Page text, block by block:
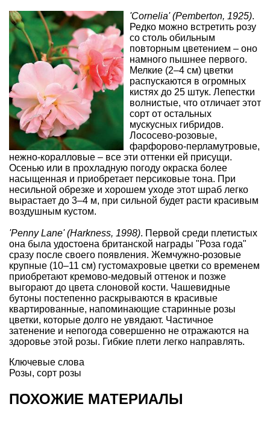
'Cornelia' (Pemberton, 1925).
Редко можно встретить розу
со столь обильным
повторным цветением – оно
намного пышнее первого.
Мелкие (2–4 см) цветки
распускаются в огромных
кистях до 25 штук. Лепестки
волнистые, что отличает этот
сорт от остальных
мускусных гибридов.
Лососево-розовые,
фарфорово-перламутровые,
нежно-коралловые – все эти оттенки ей присущи.
Осенью или в прохладную погоду окраска более
насыщенная и приобретает персиковые тона. При
несильной обрезке и хорошем уходе этот шраб легко
вырастает до 3–4 м, при сильной будет расти красивым
воздушным кустом.
'Penny Lane' (Harkness, 1998). Первой среди плетистых
она была удостоена британской награды "Роза года"
сразу после своего появления. Жемчужно-розовые
крупные (10–11 см) густомахровые цветки со временем
приобретают кремово-медовый оттенок и позже
выгорают до цвета слоновой кости. Чашевидные
бутоны постепенно раскрываются в красивые
квартированные, напоминающие старинные розы
цветки, которые долго не увядают. Частичное
затенение и непогода совершенно не отражаются на
здоровье этой розы. Гибкие плети легко направлять.
Ключевые слова
Розы, сорт розы
ПОХОЖИЕ МАТЕРИАЛЫ